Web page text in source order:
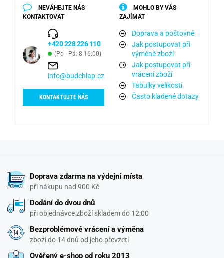
NEVÁHEJTE NÁS
KONTAKTOVAT
+420 228 226 110
(Po - Pá: 8-16:00)
info@budchlap.cz
KONTAKTUJTE NÁS
MOHLO BY VÁS
ZAJÍMAT
Doprava a poštovné
Jak postupovat při
výměně zboží
Jak postupovat při
vrácení zboží
Tabulky velikostí
Často kladené dotazy
Doprava zdarma na výdejní místa
při nákupu nad 900 Kč
Dodání do dvou dnů
při objednávce zboží skladem do 12:00
Bezproblémové vrácení a výměna
zboží do 14 dnů od jeho převzetí
Ověřený e-shop od roku 2013